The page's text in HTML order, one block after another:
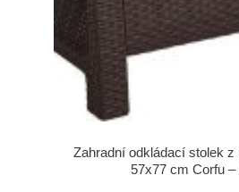
Zahradní odkládací stolek z
57x77 cm Corfu –